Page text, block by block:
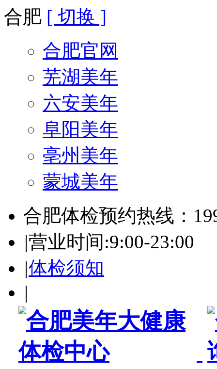
合肥 [ 切换 ]
合肥官网
芜湖美年
六安美年
阜阳美年
亳州美年
蒙城美年
合肥体检预约热线：
|营业时间:9:00-23:00
|体检须知
|